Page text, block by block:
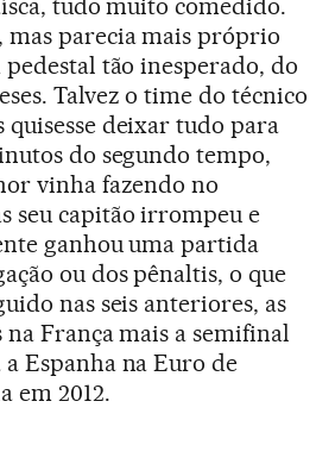
tudo muito comedido.
mas parecia mais próprio
pedestal tão inesperado, do
Talvez o time do técnico
quisesse deixar tudo para
do segundo tempo,
vinha fazendo no
seu capitão irrompeu e
ganhou uma partida
ou dos pênaltis, o que
nas seis anteriores, as
França mais a semifinal
Espanha na Euro de
em 2012.